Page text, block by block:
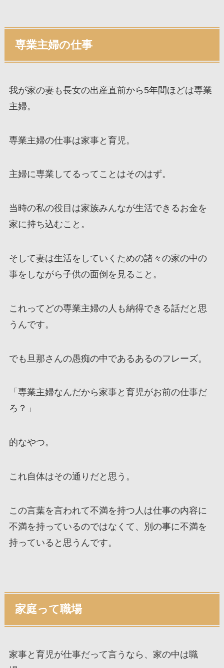
専業主婦の仕事
我が家の妻も長女の出産直前から5年間ほどは専業
主婦。
専業主婦の仕事は家事と育児。
主婦に専業してるってことはそのはず。
当時の私の役目は家族みんなが生活できるお金を
家に持ち込むこと。
そして妻は生活をしていくための諸々の家の中の
事をしながら子供の面倒を見ること。
これってどの専業主婦の人も納得できる話だと思
うんです。
でも旦那さんの愚痴の中であるあるのフレーズ。
「専業主婦なんだから家事と育児がお前の仕事だ
ろ？」
的なやつ。
これ自体はその通りだと思う。
この言葉を言われて不満を持つ人は仕事の内容に
不満を持っているのではなくて、別の事に不満を
持っていると思うんです。
家庭って職場
家事と育児が仕事だって言うなら、家の中は職